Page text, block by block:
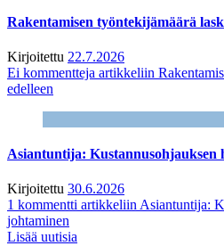
Rakentamisen työntekijämäärä
Kirjoitettu 22.7.2026
Ei kommentteja artikkeliin
edelleen
Asiantuntija: Kustannusohjauksen
Kirjoitettu 30.6.2026
1 kommentti artikkeliin Asiantuntija:
johtaminen
Lisää uutisia